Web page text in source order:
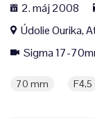
2. máj 2008
Údolie Ourika,
Sigma 17-
70 mm F4,5